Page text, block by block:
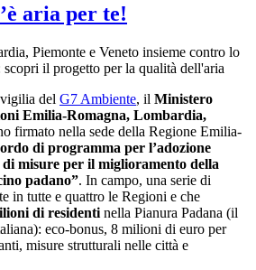
aria per te!
Piemonte e Veneto insieme contro lo
il progetto per la qualità dell'aria
del G7 Ambiente, il Ministero
Emilia-Romagna, Lombardia,
firmato nella sede della Regione Emilia-
di programma per l’adozione
misure per il miglioramento della
padano”. In campo, una serie di
in tutte e quattro le Regioni e che
di residenti nella Pianura Padana (il
eco-bonus, 8 milioni di euro per
misure strutturali nelle città e